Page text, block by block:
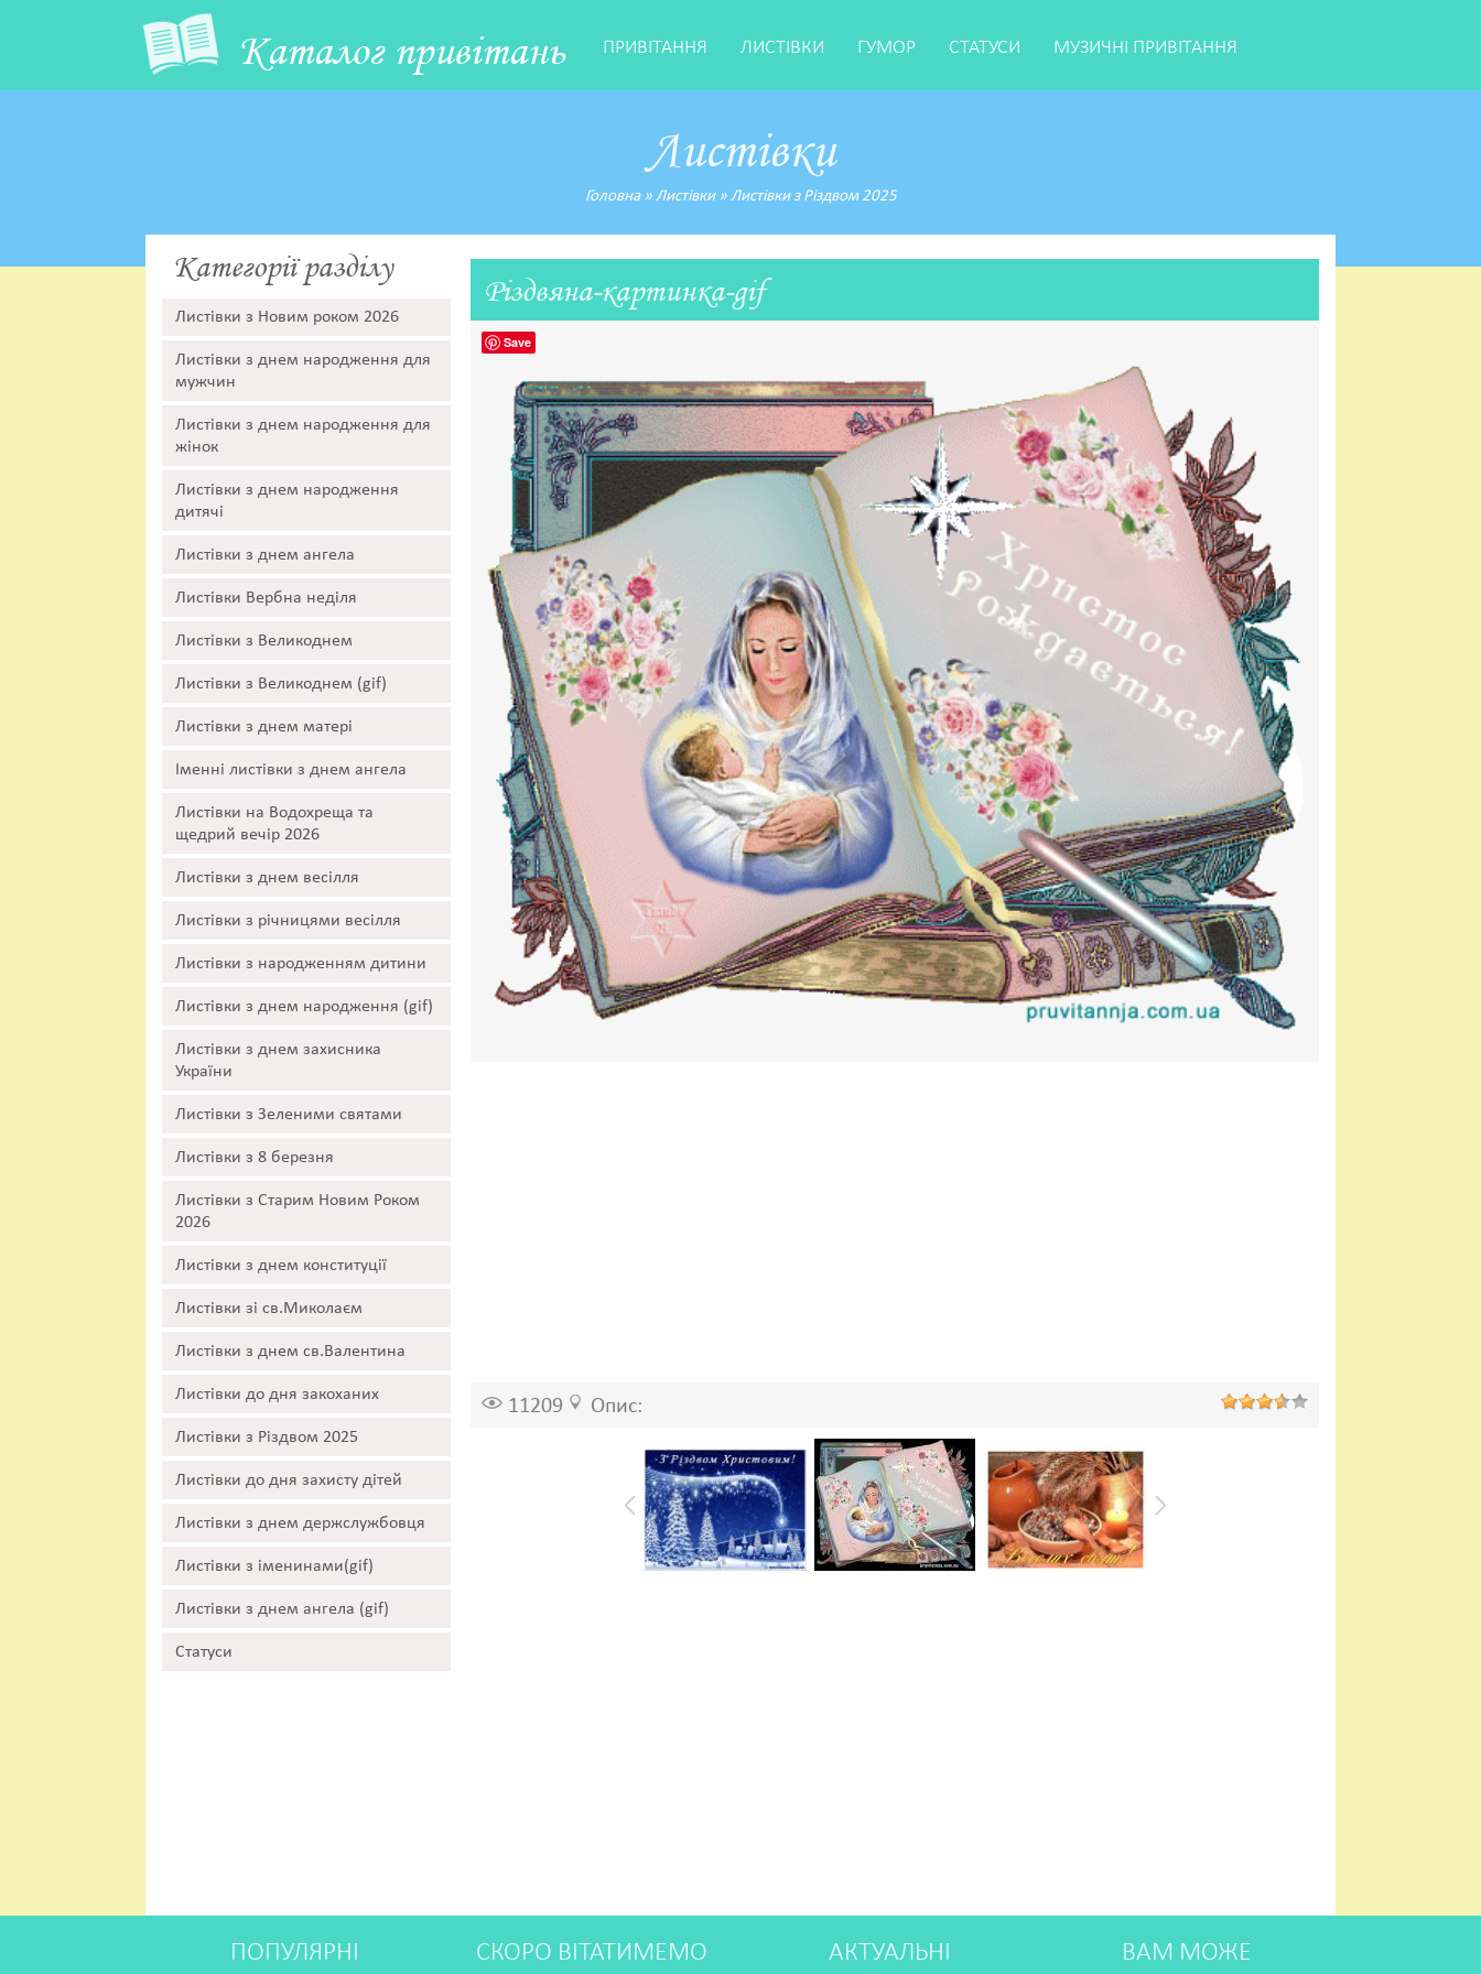
Каталог привітань ПРИВІТАННЯ ЛИСТІВКИ ГУМОР СТАТУСИ МУЗИЧНІ ПРИВІТАННЯ
Листівки
Головна» Листівки» Листівки з Різдвом 2025
Категорії разділу
Листівки з Новим роком 2026
Листівки з днем народження для
мужчин
Листівки з днем народження для
жінок
Листівки з днем народження
дитячі
Листівки з днем ангела
Листівки Вербна неділя
Листівки з Великоднем
Листівки з Великоднем (gif)
Листівки з днем матері
Іменні листівки з днем ангела
Листівки на Водохреща та
щедрий вечір 2026
Листівки з днем весілля
Листівки з річницями весілля
Листівки з народженням дитини
Листівки з днем народження (gif)
Листівки з днем захисника
України
Листівки з Зеленими святами
Листівки з 8 березня
Листівки з Старим Новим Роком
2026
Листівки з днем конституції
Листівки зі св.Миколаєм
Листівки з днем св.Валентина
Листівки до дня закоханих
Листівки з Різдвом 2025
Листівки до дня захисту дітей
Листівки з днем держслужбовця
Листівки з іменинами(gif)
Листівки з днем ангела (gif)
Статуси
Різдвяна-картинка-gif
Save
11209 Опис:
ПОПУЛЯРНІ
СКОРО ВІТАТИМЕМО
АКТУАЛЬНІ
ВАМ МОЖЕ